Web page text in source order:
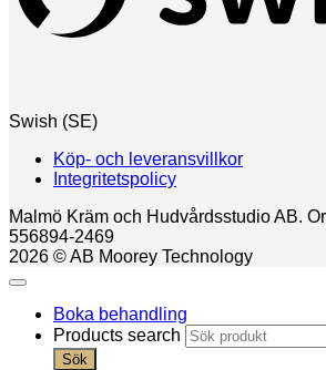
Swish (SE)
Köp- och leveransvillkor
Integritetspolicy
Malmö Kräm och Hudvårdsstudio AB.
556894-2469
2026 © AB Moorey Technology
Boka behandling
Products search
Sök